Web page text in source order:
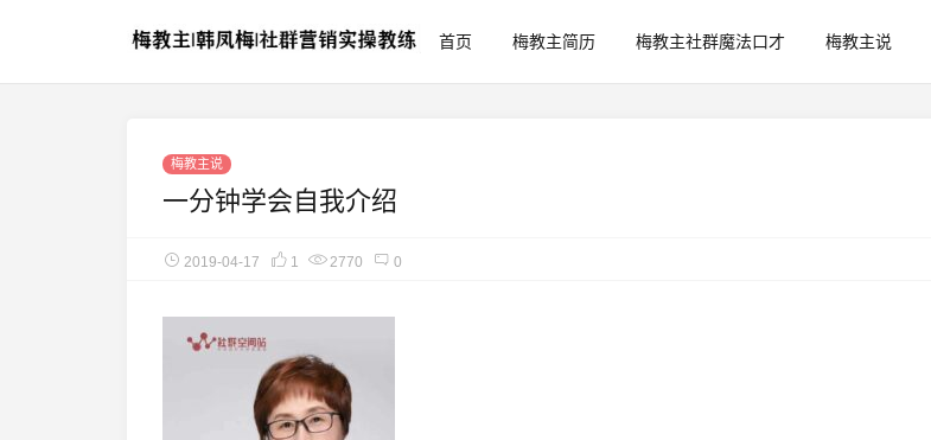
首页 梅教主简历 梅教主社群魔法口才 梅教主说
梅教主说
一分钟学会自我介绍
2019-04-17 1 2770 0